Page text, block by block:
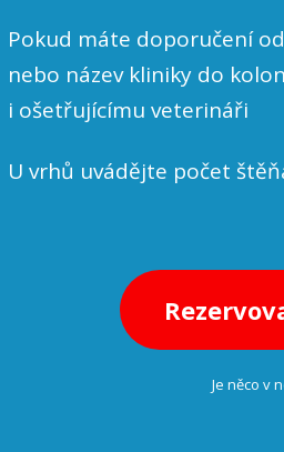
Pokud máte doporučení
nebo název kliniky do
i ošetřujícímu veterináři
U vrhů uvádějte počet
Je něco v